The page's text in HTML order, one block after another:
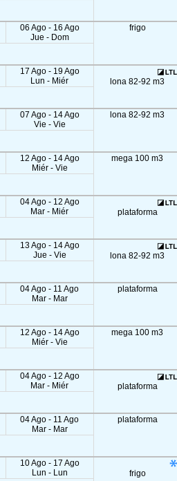
06 Ago - 16 Ago
Jue - Dom
frigo
17 Ago - 19 Ago
Lun - Miér
lona 82-92 m3
07 Ago - 14 Ago
Vie - Vie
lona 82-92 m3
12 Ago - 14 Ago
Miér - Vie
mega 100 m3
04 Ago - 12 Ago
Mar - Miér
plataforma
13 Ago - 14 Ago
Jue - Vie
lona 82-92 m3
04 Ago - 11 Ago
Mar - Mar
plataforma
12 Ago - 14 Ago
Miér - Vie
mega 100 m3
04 Ago - 12 Ago
Mar - Miér
plataforma
04 Ago - 11 Ago
Mar - Mar
plataforma
10 Ago - 17 Ago
Lun - Lun
frigo